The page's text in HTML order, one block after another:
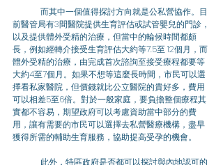
前醫管局有3間醫院提供生育評估或試管嬰兒的門診，
以及提供體外受精的治療，但當中的輪候時間都頗
長，例如經轉介接受生育評估大約等7.5至 12個月，而
體外受精的治療，由完成首次諮詢至接受療程都要等
大約4至7個月。如果不想等這麼長時間，市民可以選
擇看私家醫院，但價錢就比公立醫院的貴好多，費用
可以相差5至6倍。對於一般家庭，要負擔整個療程其
實都不容易，期望政府可以考慮資助當中部分的費
用，讓有需要的市民可以選擇去私營醫療機構，盡早
獲得所需的輔助生育服務，協助提高受孕的機會。